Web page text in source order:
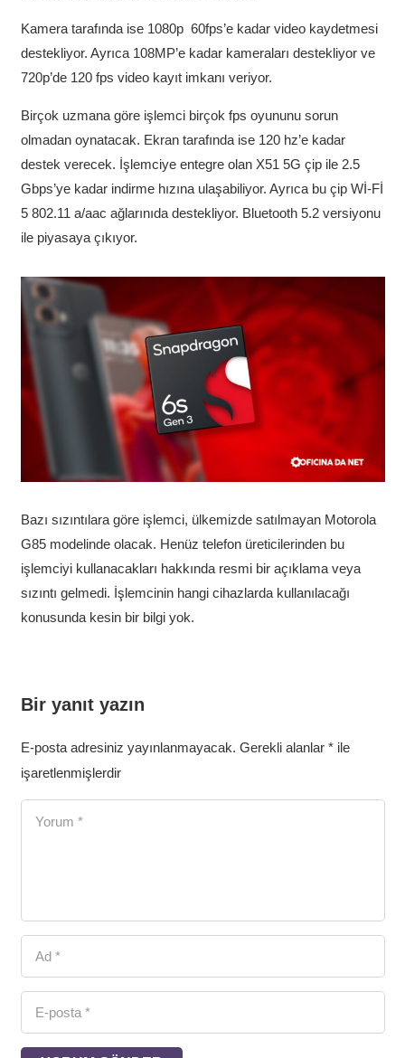
Kamera tarafında ise 1080p 60fps’e kadar video kaydetmesi
destekliyor. Ayrıca 108MP’e kadar kameraları destekliyor ve
720p’de 120 fps video kayıt imkanı veriyor.
Birçok uzmana göre işlemci birçok fps oyununu sorun
olmadan oynatacak. Ekran tarafında ise 120 hz’e kadar
destek verecek. İşlemciye entegre olan X51 5G çip ile 2.5
Gbps’ye kadar indirme hızına ulaşabiliyor. Ayrıca bu çip Wİ-Fİ
5 802.11 a/aac ağlarınıda destekliyor. Bluetooth 5.2 versiyonu
ile piyasaya çıkıyor.
Bazı sızıntılara göre işlemci, ülkemizde satılmayan Motorola
G85 modelinde olacak. Henüz telefon üreticilerinden bu
işlemciyi kullanacakları hakkında resmi bir açıklama veya
sızıntı gelmedi. İşlemcinin hangi cihazlarda kullanılacağı
konusunda kesin bir bilgi yok.
Bir yanıt yazın
E-posta adresiniz yayınlanmayacak. Gerekli alanlar *ile
işaretlenmişlerdir